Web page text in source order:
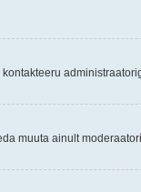
muuta ainult